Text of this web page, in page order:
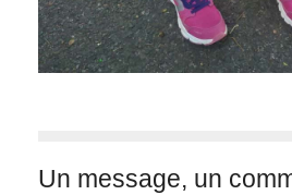
Un message, un